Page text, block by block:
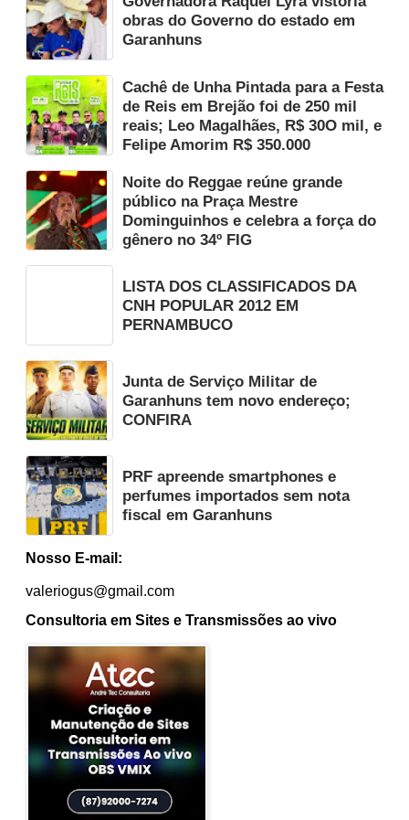
obras do Governo do estado em
Garanhuns
Cachê de Unha Pintada para a Festa
de Reis em Brejão foi de 250 mil
reais; Leo Magalhães, R$ 30O mil, e
Felipe Amorim R$ 350.000
Noite do Reggae reúne grande
público na Praça Mestre
Dominguinhos e celebra a força do
gênero no 34º FIG
LISTA DOS CLASSIFICADOS DA
CNH POPULAR 2012 EM
PERNAMBUCO
Junta de Serviço Militar de
Garanhuns tem novo endereço;
CONFIRA
PRF apreende smartphones e
perfumes importados sem nota
fiscal em Garanhuns
Nosso E-mail:
valeriogus@gmail.com
Consultoria em Sites e Transmissões ao vivo